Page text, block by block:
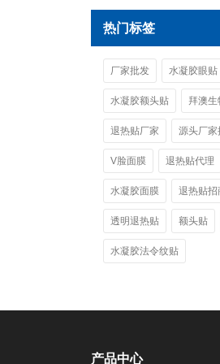
热门标签
厂家批发 水凝胶眼贴
水凝胶额头贴 拜澳生
退热贴厂家 源头厂家
V脸面膜 退热贴代理
水凝胶面膜 退热贴招
透明退热贴 额头贴
水凝胶法令纹贴
产品中心